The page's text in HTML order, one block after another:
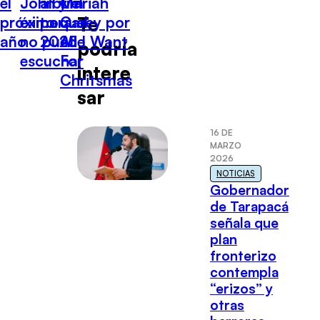
próximo
año
éxito que
no puede
escuchar
para el
2025
Carey por
All I Want
For
Chritsmas
Te
podría
intere
sar
16 DE
MARZO
2026
NOTICIAS
Gobernador
de Tarapacá
señala que
plan
fronterizo
contempla
“erizos” y
otras